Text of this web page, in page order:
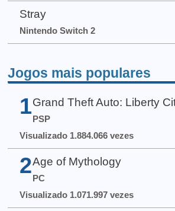
Stray
Nintendo Switch 2
Jogos mais populares
1 Grand Theft Auto: Liberty
PSP
Visualizado 1.884.066 vezes
2 Age of Mythology
PC
Visualizado 1.071.997 vezes